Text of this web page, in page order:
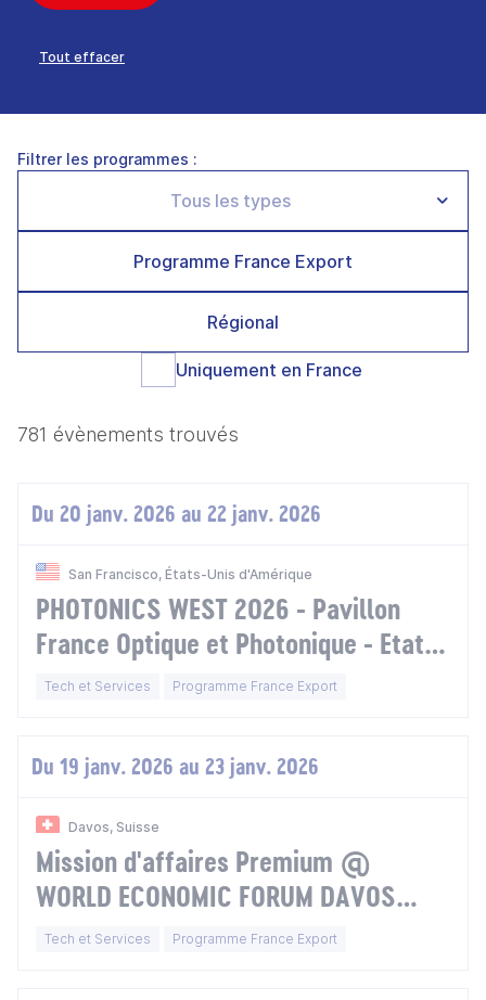
Tout effacer
Filtrer les programmes :
Programme France Export
Régional
Uniquement en France
781 évènements trouvés
Du 20 janv. 2026 au 22 janv. 2026
San Francisco, États-Unis d'Amérique
PHOTONICS WEST 2026 - Pavillon
France Optique et Photonique - Etats-
Unis
Tech et Services Programme France Export
Du 19 janv. 2026 au 23 janv. 2026
Davos, Suisse
Mission d'affaires Premium @
WORLD ECONOMIC FORUM DAVOS
2026 - Suisse
Tech et Services Programme France Export